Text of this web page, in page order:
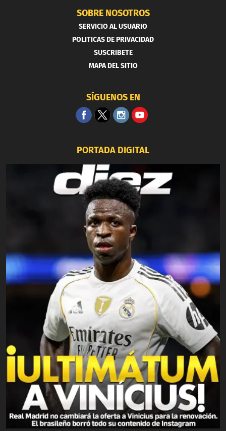
SOBRE NOSOTROS
SERVICIO AL USUARIO
POLITICAS DE PRIVACIDAD
SUSCRIBETE
MAPA DEL SITIO
SÍGUENOS EN
PORTADA DIGITAL